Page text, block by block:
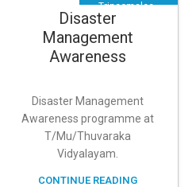
Disaster
Management
Awareness
Trincomalee ,
Verugal
(Eachchilampattu)
Disaster Management
Awareness programme at
T/Mu/Thuvaraka
Vidyalayam.
CONTINUE READING